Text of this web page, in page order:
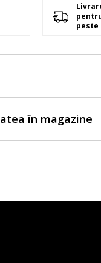
peste
în magazine